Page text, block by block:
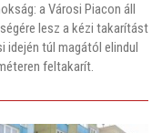
a Városi Piacon áll
lesz a kézi takarítást
túl magától elindul
feltakarít.